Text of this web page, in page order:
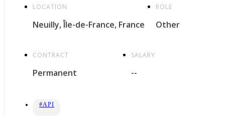
LOCATION
Neuilly, Île-de-France, France
ROLE
Other
CONTRACT
Permanent
SALARY
--
#API